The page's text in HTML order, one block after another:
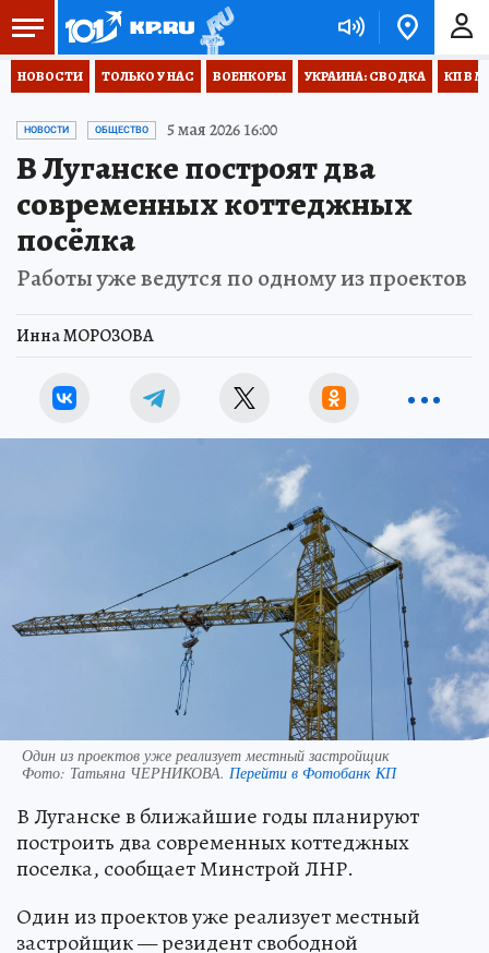
НОВОСТИ ТОЛЬКО У НАС ВОЕНКОРЫ УКРАИНА: СВОДКА КП В
НОВОСТИ ОБЩЕСТВО 5 мая 2026 16:00
В Луганске построят два
современных коттеджных
посёлка
Работы уже ведутся по одному из проектов
Инна МОРОЗОВА
Один из проектов уже реализует местный застройщик
Фото: Татьяна ЧЕРНИКОВА. Перейти в Фотобанк КП
В Луганске в ближайшие годы планируют
построить два современных коттеджных
поселка, сообщает Минстрой ЛНР.
Один из проектов уже реализует местный
застройщик — резидент свободной